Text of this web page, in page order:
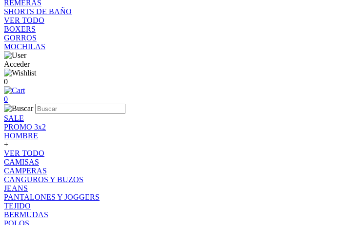
REMERAS
SHORTS DE BAÑO
VER TODO
BOXERS
GORROS
MOCHILAS
Acceder
0
0
SALE
PROMO 3x2
HOMBRE
+
VER TODO
CAMISAS
CAMPERAS
CANGUROS Y BUZOS
JEANS
PANTALONES Y JOGGERS
TEJIDO
BERMUDAS
POLOS